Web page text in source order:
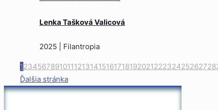
Lenka Tašková Valicová
2025 | Filantropia
12345678910111213141516171819202122232425262728
Ďalšia stránka